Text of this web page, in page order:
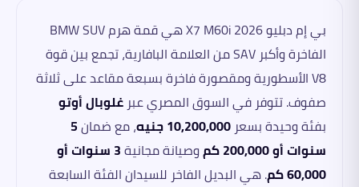
بي إم دبليو X7 M60i 2026 هي قمة هرم BMW SUV
الفاخرة وأكبر SAV من العلامة البافارية، تجمع بين قوة
V8 الأسطورية ومقصورة فاخرة بسبعة مقاعد على ثلاثة
صفوف. تتوفر في السوق المصري عبر غلوبال أوتو
بفئة وحيدة بسعر 10,200,000 جنيه ، مع ضمان5
سنوات أو 200,000 كم
وصيانة مجانية 3 سنوات أو
60,000 كم
. هي البديل الفاخر للسيدان الفئة السابعة